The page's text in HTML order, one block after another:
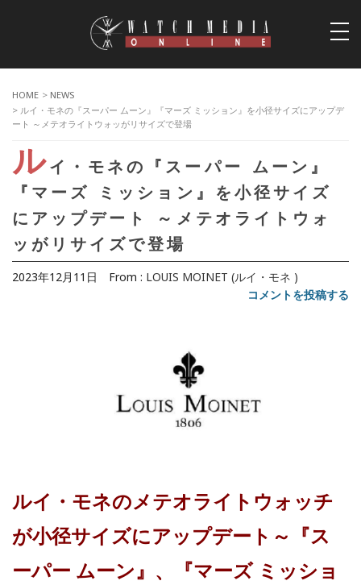
HOME > NEWS
> ルイ・モネの『スーパー ムーン』『マーズ ミッション』を小径サイズにアップデ
ート ～メテオライトウォッがリサイズで登場
ル イ・モネの『スーパー ムーン』
『マーズ ミッション』を小径サイズ
にアップデート ～メテオライトウォ
ッがリサイズで登場
2023年12月11日 From : LOUIS MOINET (ルイ・モネ )
コメントを投稿する
ルイ・モネのメテオライトウォッチ
が小径サイズにアップデート～『ス
ーパー ムーン』、『マーズ ミッショ